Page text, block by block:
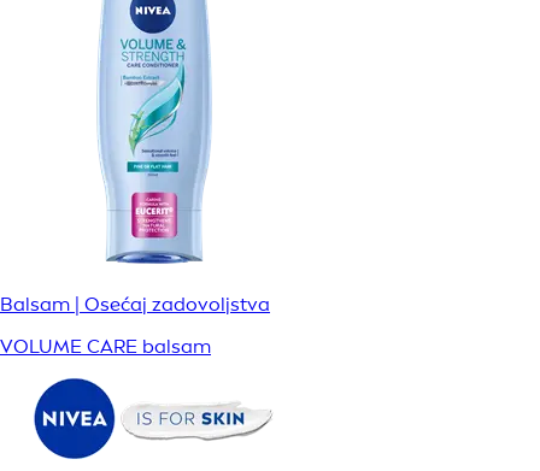
Balsam | Osećaj zadovoljstva
VOLUME CARE balsam